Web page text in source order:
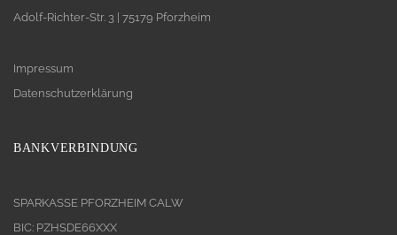
Adolf-Richter-Str. 3 | 75179 Pforzheim
Impressum
Datenschutzerklärung
BANKVERBINDUNG
SPARKASSE PFORZHEIM CALW
BIC: PZHSDE66XXX